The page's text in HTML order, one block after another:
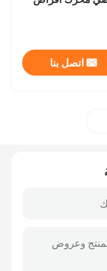
من مكونات
اتصل بنا